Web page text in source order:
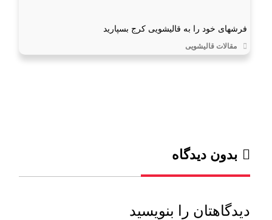
فرشهای خود را به قالیشویی کرج بسپارید
مقالات قالیشویی
بدون دیدگاه
دیدگاهتان را بنویسید